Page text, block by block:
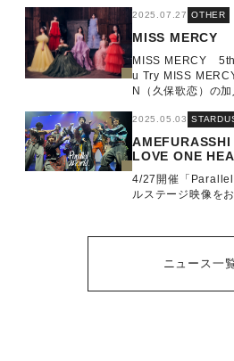
2025.07.27 OTHER
MISS MERCY
MISS MERCY 5th
u Try MISS
N（久保歌恋）の
2025.05.03
AMEFURASSHI
LOVE ONE
4/27開催「
ルステージ映像をお
ニュース一